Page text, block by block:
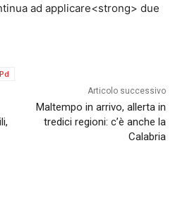
ad applicare<strong> due
Pd
Articolo successivo
Maltempo in arrivo, allerta in
tredici regioni: c’è anche la
Calabria